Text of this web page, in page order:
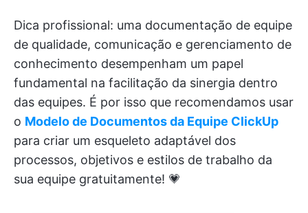
Dica profissional: uma documentação de equipe
de qualidade, comunicação e gerenciamento de
conhecimento desempenham um papel
fundamental na facilitação da sinergia dentro
das equipes. É por isso que recomendamos usar
o Modelo de Documentos da Equipe ClickUp
para criar um esqueleto adaptável dos
processos, objetivos e estilos de trabalho da
sua equipe gratuitamente! 💗